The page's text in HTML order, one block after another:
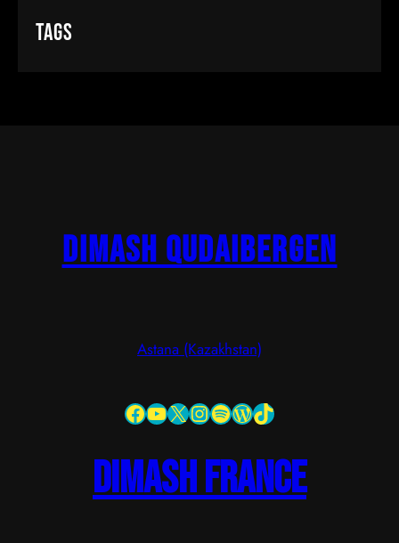
Tags
Dimash Qudaibergen
Astana (Kazakhstan)
Facebook YouTube X InstagramSpotify WordPress TikTok
dimash france